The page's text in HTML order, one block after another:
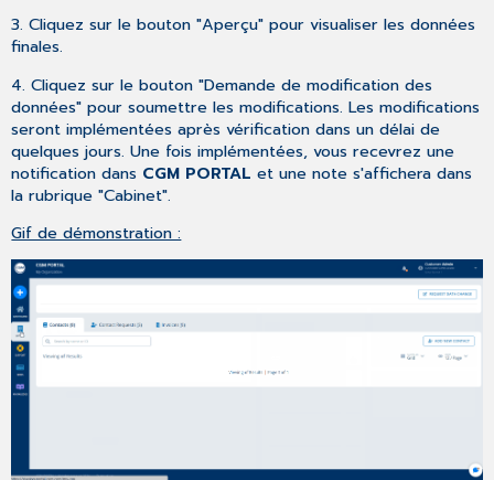
3. Cliquez sur le bouton "Aperçu" pour visualiser les données
finales.
4. Cliquez sur le bouton "Demande de modification des
données" pour soumettre les modifications. Les modifications
seront implémentées après vérification dans un délai de
quelques jours. Une fois implémentées, vous recevrez une
notification dans CGM PORTAL et une note s'affichera dans
la rubrique "Cabinet".
Gif de démonstration :